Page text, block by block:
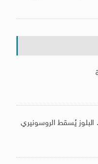
يُسقط الروسونيري